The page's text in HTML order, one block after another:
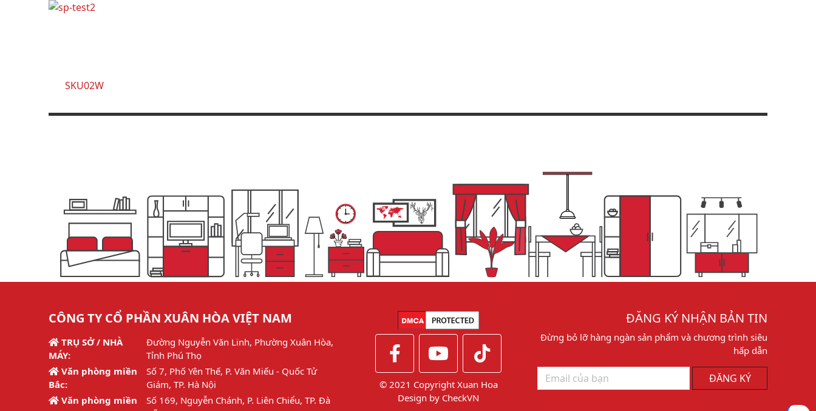
SKU02W
CÔNG TY CỔ PHẦN XUÂN HÒA VIỆT NAM
TRỤ SỞ / NHÀ
MÁY:
Đường Nguyễn Văn Linh, Phường Xuân Hòa,
Tỉnh Phú Thọ
Văn phòng miền
Bắc:
Số 7, Phố Yên Thế, P. Văn Miếu - Quốc Tử
Giám, TP. Hà Nội
Văn phòng miền
Số 169, Nguyễn Chánh, P. Liên Chiểu, TP. Đà
© 2021 Copyright Xuan Hoa
Design by CheckVN
ĐĂNG KÝ NHẬN BẢN TIN
Đừng bỏ lỡ hàng ngàn sản phẩm và chương trình siêu
hấp dẫn
ĐĂNG KÝ